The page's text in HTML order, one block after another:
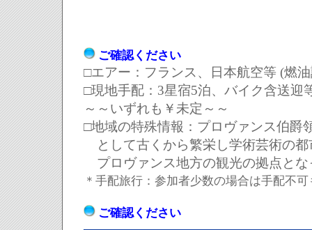
ご確認ください
□エアー ： フランス、日本航空等 (燃
□現地手配：3星宿5泊、バイク含送迎
～～いずれも￥未定～～
□地域の特殊情報 ： プロヴァンス伯爵
として古くから繁栄し学術芸術の都
プロヴァンス地方の観光の拠点とな
＊手配旅行：参加者少数の場合は手配不
ご確認ください